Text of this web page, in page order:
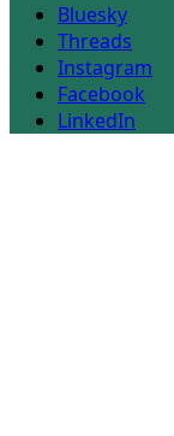
Bluesky
Threads
Instagram
Facebook
LinkedIn